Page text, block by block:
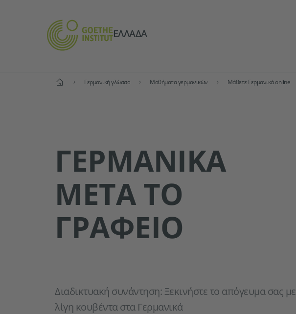
ΕΛΛΆΔΑ
Αρχική Γερμανική γλώσσα Μαθήματα γερμανικών Μάθετε Γερμανικά online
ΓΕΡΜΑΝΙΚΆ
ΜΕΤΆ ΤΟ
ΓΡΑΦΕΊΟ
Διαδικτυακή συνάντηση: Ξεκινήστε το απόγευμα σας με
λίγη κουβέντα στα Γερμανικά